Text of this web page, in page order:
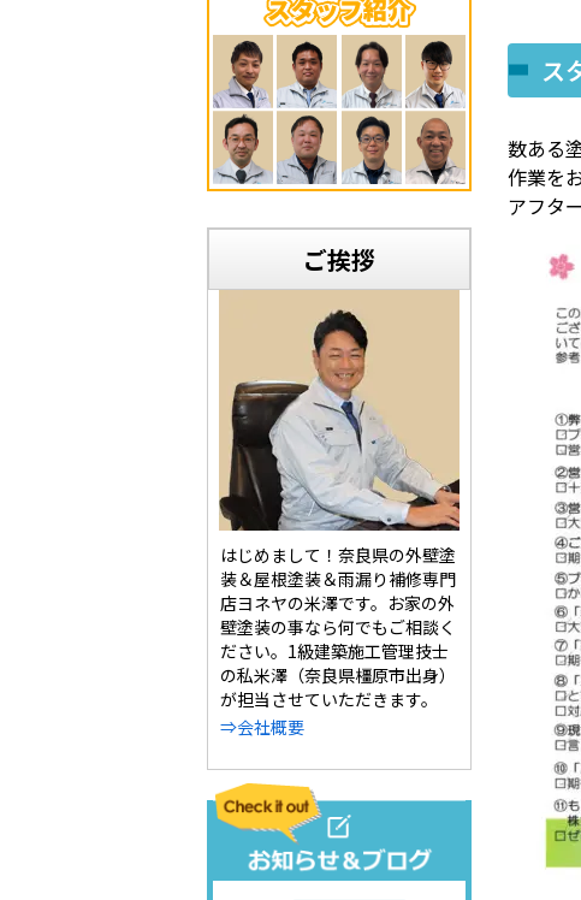
ご挨拶
はじめまして！奈良県の外壁塗
装＆屋根塗装＆雨漏り補修専門
店ヨネヤの米澤です。お家の外
壁塗装の事なら何でもご相談く
ださい。1級建築施工管理技士
の私米澤（奈良県橿原市出身）
が担当させていただきます。
⇒会社概要
ス
数ある
作業を
アフタ